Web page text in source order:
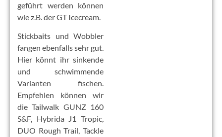
geführt werden können
wie z.B. der GT Icecream.
Stickbaits und Wobbler
fangen ebenfalls sehr gut.
Hier könnt ihr sinkende
und schwimmende
Varianten fischen.
Empfehlen können wir
die Tailwalk GUNZ 160
S&F, Hybrida J1 Tropic,
DUO Rough Trail, Tackle